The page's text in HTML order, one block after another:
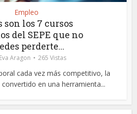
Empleo
son los 7 cursos
del SEPE que no
perderte...
Eva Aragon 265 Vistas
cada vez más competitivo, la
en una herramienta...